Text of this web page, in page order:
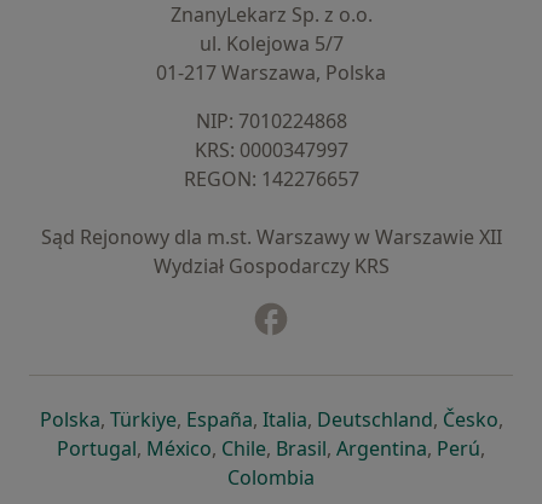
ZnanyLekarz Sp. z o.o.
ul. Kolejowa 5/7
01-217 Warszawa, Polska
NIP: ⁠7010224868
KRS: ⁠0000347997
REGON: ⁠142276657
Sąd Rejonowy dla m.st. Warszawy w Warszawie XII
Wydział Gospodarczy KRS
Polskaotwiera się w nowej karcie
, Türkiyeotwiera się w nowej karcie
, Españaotwiera się w nowej karcie
, Italiaotwiera się w nowej
, Deutschlandotwiera się
, Česko,
Portugalotwiera się w nowej karcie
, Méxicootwiera się w nowej karcie
, Chileotwiera się w nowej karcie
, Brasilotwiera się w nowej
, Argentinaotwiera się
, Perú,
Colombia